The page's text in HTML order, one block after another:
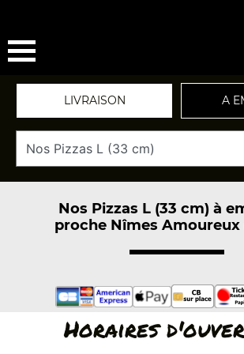
LIVRAISON A
Nos Pizzas L (33 cm) à
proche Nîmes Amoureux
Horaires